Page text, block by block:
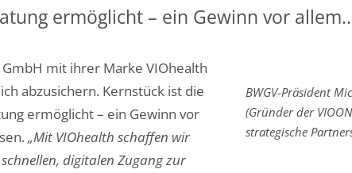
ermöglicht – ein Gewinn vor
mit ihrer Marke VIOhealth
abzusichern. Kernstück ist die
ermöglicht – ein Gewinn vor
„Mit VIOhealth schaffen wir
digitalen Zugang zur
BWGV-Präsident
(Gründer der
strategische